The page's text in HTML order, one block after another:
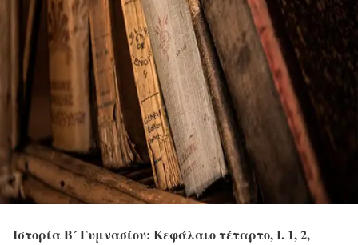
Ιστορία Β´ Γυμνασίου: Κεφάλαιο τέταρτο, Ι. 1, 2,